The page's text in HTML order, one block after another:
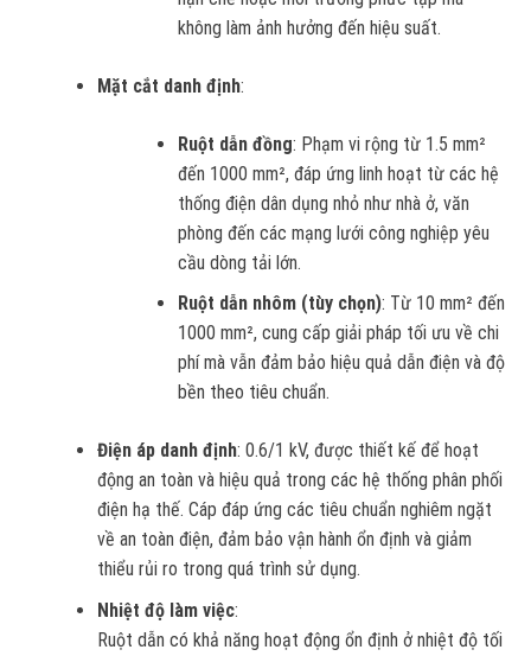
không làm ảnh hưởng đến hiệu suất.
Mặt cắt danh định:
Ruột dẫn đồng: Phạm vi rộng từ 1.5 mm²
đến 1000 mm², đáp ứng linh hoạt từ các hệ
thống điện dân dụng nhỏ như nhà ở, văn
phòng đến các mạng lưới công nghiệp yêu
cầu dòng tải lớn.
Ruột dẫn nhôm (tùy chọn): Từ 10 mm² đến
1000 mm², cung cấp giải pháp tối ưu về chi
phí mà vẫn đảm bảo hiệu quả dẫn điện và độ
bền theo tiêu chuẩn.
Điện áp danh định: 0.6/1 kV, được thiết kế để hoạt
động an toàn và hiệu quả trong các hệ thống phân phối
điện hạ thế. Cáp đáp ứng các tiêu chuẩn nghiêm ngặt
về an toàn điện, đảm bảo vận hành ổn định và giảm
thiểu rủi ro trong quá trình sử dụng.
Nhiệt độ làm việc:
Ruột dẫn có khả năng hoạt động ổn định ở nhiệt độ tối